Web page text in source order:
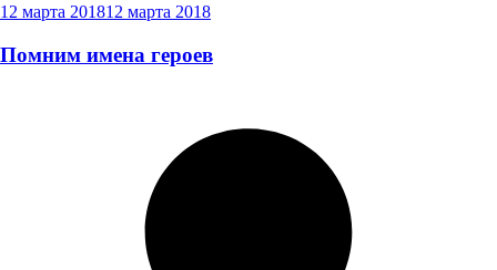
12 марта 201812 марта 2018
Помним имена героев